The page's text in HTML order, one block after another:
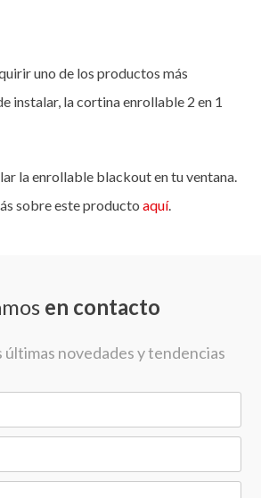
uno de los productos más
instalar, la cortina enrollable 2 en 1
la enrollable blackout en tu ventana.
sobre este productoaquí.
en contacto
últimas novedades y tendencias